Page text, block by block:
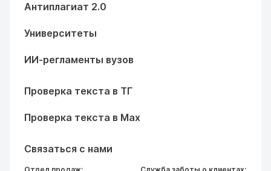
Антиплагиат 2.0
Университеты
ИИ-регламенты вузов
Проверка текста в ТГ
Проверка текста в Max
Связаться с нами